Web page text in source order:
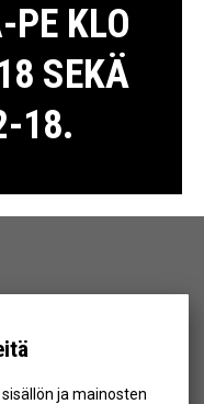
ja mainosten
PE KLO
SEKÄ
18.